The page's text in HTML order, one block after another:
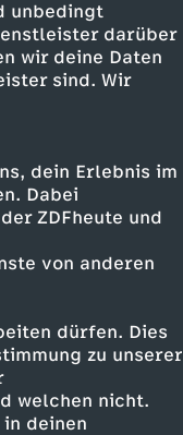
unbedingt
darüber
wir deine Daten
sind. Wir
dein Erlebnis im
Dabei
ZDFheute und
von anderen
dürfen. Dies
zu unserer
welchen nicht.
deinen